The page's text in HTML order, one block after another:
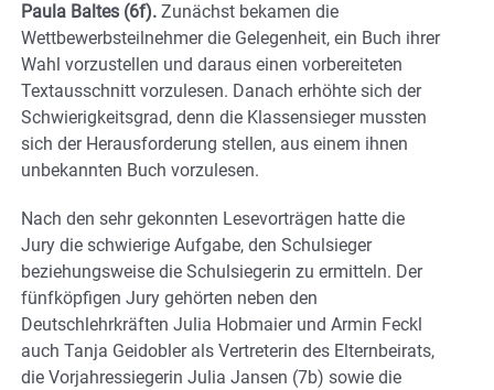
Paula Baltes (6f). Zunächst bekamen die
Wettbewerbsteilnehmer die Gelegenheit, ein Buch ihrer
Wahl vorzustellen und daraus einen vorbereiteten
Textausschnitt vorzulesen. Danach erhöhte sich der
Schwierigkeitsgrad, denn die Klassensieger mussten
sich der Herausforderung stellen, aus einem ihnen
unbekannten Buch vorzulesen.
Nach den sehr gekonnten Lesevorträgen hatte die
Jury die schwierige Aufgabe, den Schulsieger
beziehungsweise die Schulsiegerin zu ermitteln. Der
fünfköpfigen Jury gehörten neben den
Deutschlehrkräften Julia Hobmaier und Armin Feckl
auch Tanja Geidobler als Vertreterin des Elternbeirats,
die Vorjahressiegerin Julia Jansen (7b) sowie die